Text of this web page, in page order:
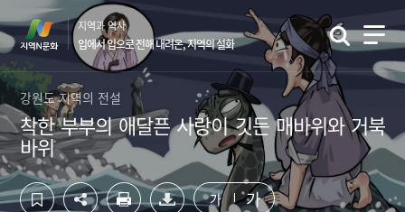
텐
츠
영
역
바
로
가
기
단
영
역
바
로
가
기
지역과 역사
입에서 입으로 전해 내려온, 지역의 설화
강원도 지역의 전설
착한 부부의 애달픈 사랑이 깃든 매바위와 거북
바위
가 가